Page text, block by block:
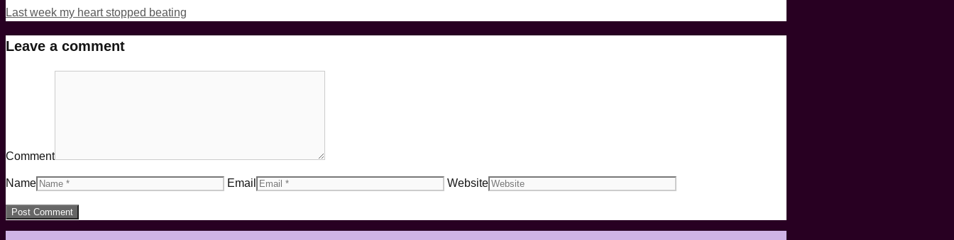
Last week my heart stopped beating
Leave a comment
Comment
Name Email Website